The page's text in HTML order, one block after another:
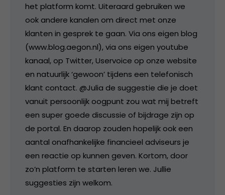
het platform komt. Uiteraard gebruiken we
ook andere kanalen om direct met onze
klanten in gesprek te gaan. Via ons eigen blog
(www.blog.aegon.nl), via ons eigen youtube
kanaal, op Twitter, Uservoice op onze website
en natuurlijk ‘gewoon’ tijdens een telefonisch
klant contact. @Julia de suggestie die je doet
vanuit persoonlijk oogpunt zou wat mij betreft
een super goede discussie of bijdrage zijn op
de portal. En daarop zouden hopelijk ook een
aantal onafhankelijke financieel adviseurs je
een reactie op kunnen geven. Kortom, door
zo’n platform te starten leren we. Jullie
suggesties zijn welkom.